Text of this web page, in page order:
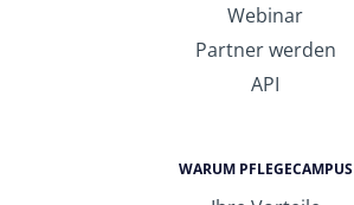
Webinar
Partner werden
API
WARUM PFLEGECAMPUS